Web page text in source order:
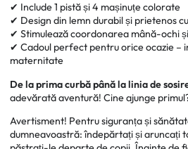
✔ Include 1 pistă și 4 mașinuțe colorate
✔ Design din lemn durabil și prietenos
✔ Stimulează coordonarea mână-ochi
✔ Cadoul perfect pentru orice ocazie –
maternitate
De la prima curbă până la linia de
adevărată aventură! Cine ajunge
Avertisment! Pentru siguranța și
dumneavoastră: îndepărtați și aruncați